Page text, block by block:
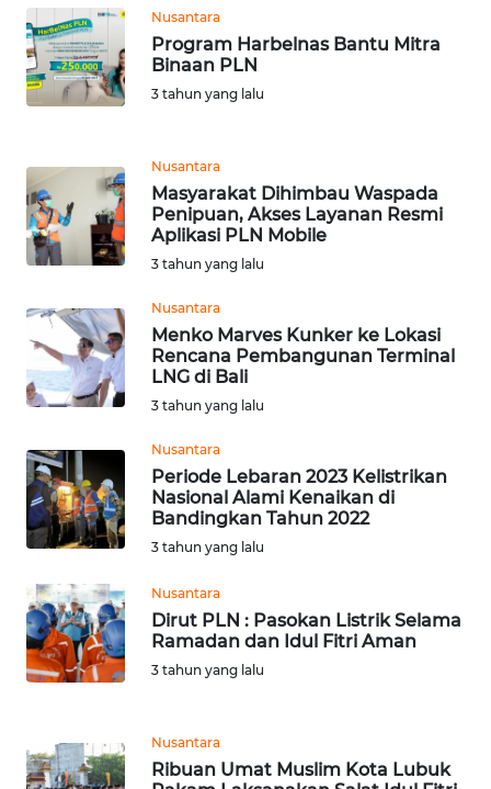
Nusantara
Program Harbelnas Bantu Mitra
Binaan PLN
3 tahun yang lalu
Nusantara
Masyarakat Dihimbau Waspada
Penipuan, Akses Layanan Resmi
Aplikasi PLN Mobile
3 tahun yang lalu
Nusantara
Menko Marves Kunker ke Lokasi
Rencana Pembangunan Terminal
LNG di Bali
3 tahun yang lalu
Nusantara
Periode Lebaran 2023 Kelistrikan
Nasional Alami Kenaikan di
Bandingkan Tahun 2022
3 tahun yang lalu
Nusantara
Dirut PLN : Pasokan Listrik Selama
Ramadan dan Idul Fitri Aman
3 tahun yang lalu
Nusantara
Ribuan Umat Muslim Kota Lubuk
KEPULAUAN
SERIBU
WN
WN
BINJAI
WN
WN
INDRAMAYU
WN
MAJALENGKA
WN
SUBANG
WN
SUKABUMI
WN
PURWAKARTA